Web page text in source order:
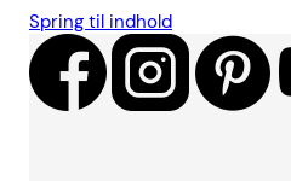
Spring til indhold